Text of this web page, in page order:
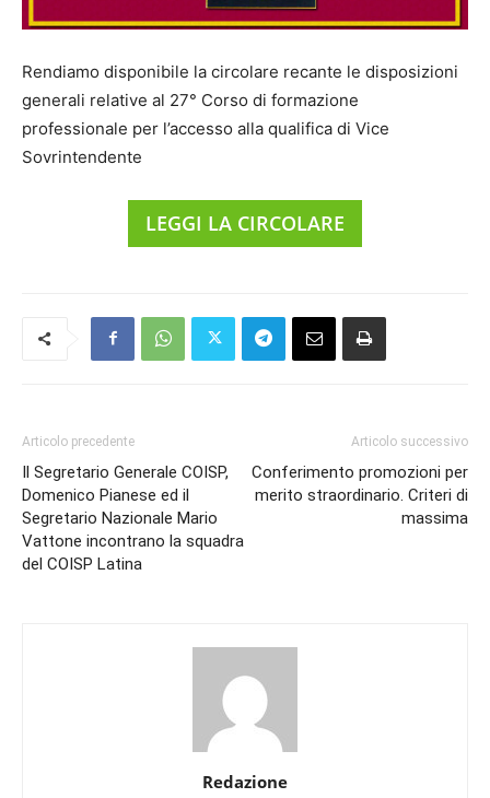
Rendiamo disponibile la circolare recante le disposizioni
generali relative al 27° Corso di formazione
professionale per l’accesso alla qualifica di Vice
Sovrintendente
LEGGI LA CIRCOLARE
Articolo precedente
Il Segretario Generale COISP,
Domenico Pianese ed il
Segretario Nazionale Mario
Vattone incontrano la squadra
del COISP Latina
Articolo successivo
Conferimento promozioni per
merito straordinario. Criteri di
massima
Redazione